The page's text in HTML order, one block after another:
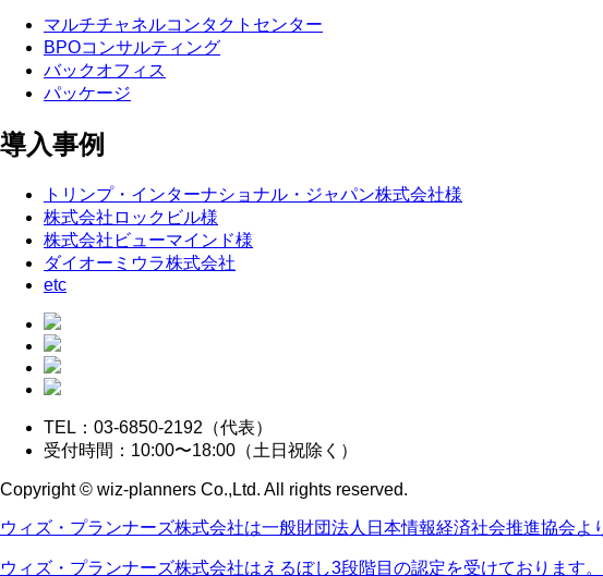
マルチチャネルコンタクトセンター
BPOコンサルティング
バックオフィス
パッケージ
導入事例
トリンプ・インターナショナル・ジャパン株式会社様
株式会社ロックビル様
株式会社ビューマインド様
ダイオーミウラ株式会社
etc
TEL：03-6850-2192（代表）
受付時間：10:00〜18:00（土日祝除く）
Copyright © wiz-planners Co.,Ltd. All rights reserved.
ウィズ・プランナーズ株式会社は一般財団法人日本情報経済社会推進協会よ
ウィズ・プランナーズ株式会社はえるぼし3段階目の認定を受けております。